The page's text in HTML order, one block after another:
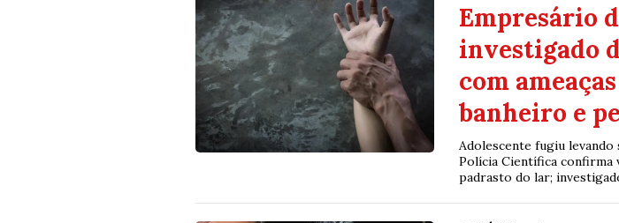
Empresário
investigado
com
banheiro e
Adolescente fugiu levando
Polícia Científica confirma
padrasto do lar;